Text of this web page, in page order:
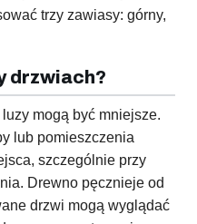
trzy zawiasy: górny,
drzwiach?
mogą być mniejsze.
lub pomieszczenia
szczególnie przy
Drewno pęcznieje od
drzwi mogą wyglądać